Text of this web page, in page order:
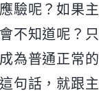
驗呢？如果主
不知道呢？只
為普通正常的
句話，就跟主